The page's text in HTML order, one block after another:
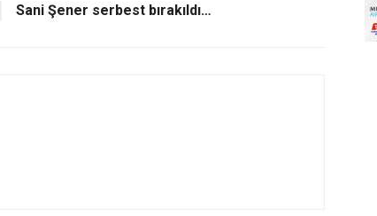
Sani Şener serbest bırakıldı…